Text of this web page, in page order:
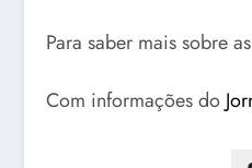
Para saber mais sobre
Com informações do